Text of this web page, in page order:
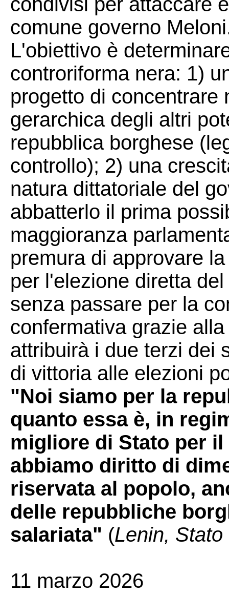
comune governo
L'obiettivo è
controriforma nera: 1)
progetto di concentrare
gerarchica degli altri
repubblica borghese
controllo); 2) una
natura dittatoriale del
abbatterlo il prima
maggioranza
premura di approvare
per l'elezione diretta
senza passare per la
confermativa grazie
attribuirà i due terzi dei
di vittoria alle elezioni
"Noi siamo per la
quanto essa è, in
migliore di Stato per
abbiamo diritto di
riservata al popolo,
delle repubbliche
salariata" (Lenin,
11 marzo 2026